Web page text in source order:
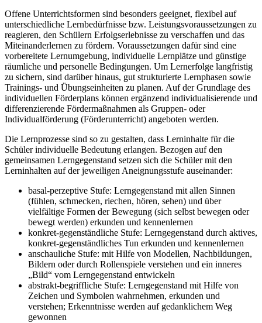
Offene Unterrichtsformen sind besonders geeignet, flexibel auf
unterschiedliche Lernbedürfnisse bzw. Leistungsvoraussetzungen zu
reagieren, den Schülern Erfolgserlebnisse zu verschaffen und das
Miteinanderlernen zu fördern. Voraussetzungen dafür sind eine
vorbereitete Lernumgebung, individuelle Lernplätze und günstige
räumliche und personelle Bedingungen. Um Lernerfolge langfristig
zu sichern, sind darüber hinaus, gut strukturierte Lernphasen sowie
Trainings- und Übungseinheiten zu planen. Auf der Grundlage des
individuellen Förderplans können ergänzend individualisierende und
differenzierende Fördermaßnahmen als Gruppen- oder
Individualförderung (Förderunterricht) angeboten werden.
Die Lernprozesse sind so zu gestalten, dass Lerninhalte für die
Schüler individuelle Bedeutung erlangen. Bezogen auf den
gemeinsamen Lerngegenstand setzen sich die Schüler mit den
Lerninhalten auf der jeweiligen Aneignungsstufe auseinander:
basal-perzeptive Stufe: Lerngegenstand mit allen Sinnen
(fühlen, schmecken, riechen, hören, sehen) und über
vielfältige Formen der Bewegung (sich selbst bewegen oder
bewegt werden) erkunden und kennenlernen
konkret-gegenständliche Stufe: Lerngegenstand durch aktives,
konkret-gegenständliches Tun erkunden und kennenlernen
anschauliche Stufe: mit Hilfe von Modellen, Nachbildungen,
Bildern oder durch Rollenspiele verstehen und ein inneres
„Bild“ vom Lerngegenstand entwickeln
abstrakt-begriffliche Stufe: Lerngegenstand mit Hilfe von
Zeichen und Symbolen wahrnehmen, erkunden und
verstehen; Erkenntnisse werden auf gedanklichem Weg
gewonnen